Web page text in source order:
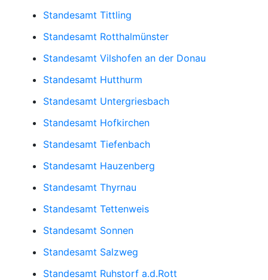
Standesamt Tittling
Standesamt Rotthalmünster
Standesamt Vilshofen an der Donau
Standesamt Hutthurm
Standesamt Untergriesbach
Standesamt Hofkirchen
Standesamt Tiefenbach
Standesamt Hauzenberg
Standesamt Thyrnau
Standesamt Tettenweis
Standesamt Sonnen
Standesamt Salzweg
Standesamt Ruhstorf a.d.Rott